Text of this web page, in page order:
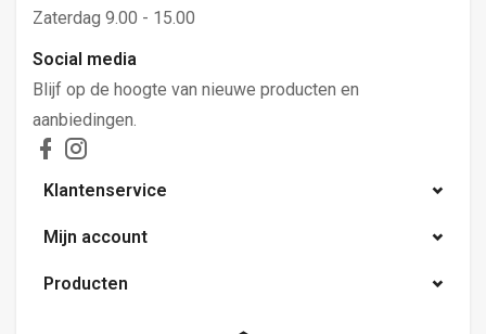
Zaterdag 9.00 - 15.00
Social media
Blijf op de hoogte van nieuwe producten en
aanbiedingen.
Klantenservice
Mijn account
Producten